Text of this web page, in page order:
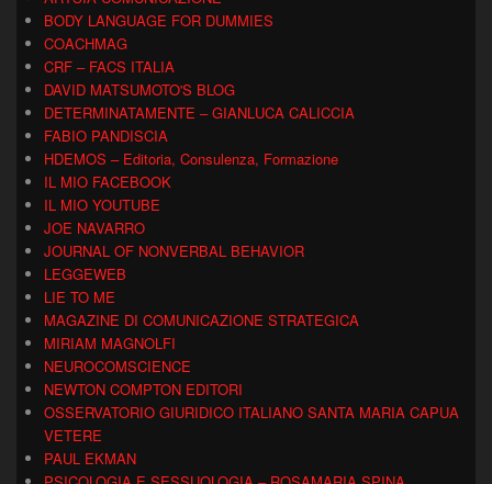
BODY LANGUAGE FOR DUMMIES
COACHMAG
CRF – FACS ITALIA
DAVID MATSUMOTO'S BLOG
DETERMINATAMENTE – GIANLUCA CALICCIA
FABIO PANDISCIA
HDEMOS – Editoria, Consulenza, Formazione
IL MIO FACEBOOK
IL MIO YOUTUBE
JOE NAVARRO
JOURNAL OF NONVERBAL BEHAVIOR
LEGGEWEB
LIE TO ME
MAGAZINE DI COMUNICAZIONE STRATEGICA
MIRIAM MAGNOLFI
NEUROCOMSCIENCE
NEWTON COMPTON EDITORI
OSSERVATORIO GIURIDICO ITALIANO SANTA MARIA CAPUA
VETERE
PAUL EKMAN